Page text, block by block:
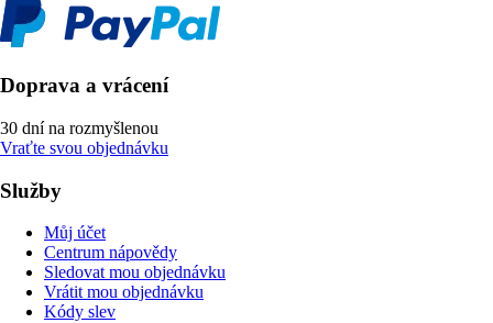
Doprava a vrácení
30 dní na rozmyšlenou
Vraťte svou objednávku
Služby
Můj účet
Centrum nápovědy
Sledovat mou objednávku
Vrátit mou objednávku
Kódy slev